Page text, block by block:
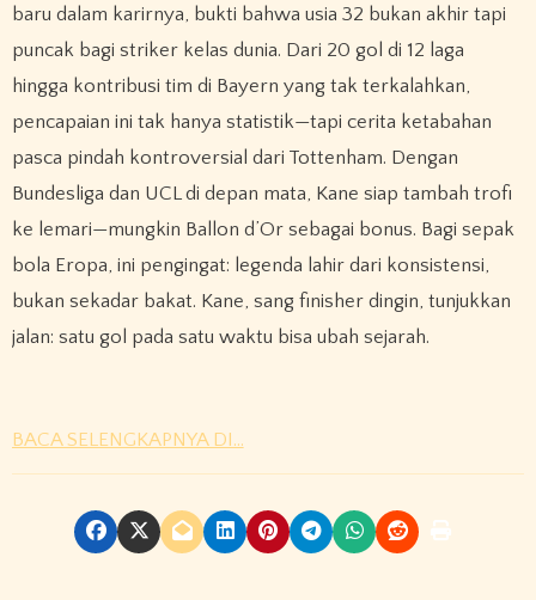
baru dalam karirnya, bukti bahwa usia 32 bukan akhir tapi
puncak bagi striker kelas dunia. Dari 20 gol di 12 laga
hingga kontribusi tim di Bayern yang tak terkalahkan,
pencapaian ini tak hanya statistik—tapi cerita ketabahan
pasca pindah kontroversial dari Tottenham. Dengan
Bundesliga dan UCL di depan mata, Kane siap tambah trofi
ke lemari—mungkin Ballon d’Or sebagai bonus. Bagi sepak
bola Eropa, ini pengingat: legenda lahir dari konsistensi,
bukan sekadar bakat. Kane, sang finisher dingin, tunjukkan
jalan: satu gol pada satu waktu bisa ubah sejarah.
BACA SELENGKAPNYA DI…